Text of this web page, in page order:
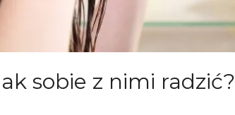
sobie z nimi radzić?